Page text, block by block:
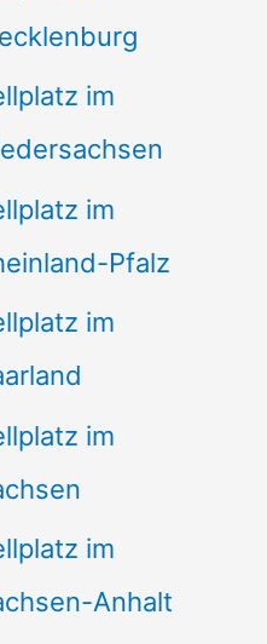
im
im
Pfalz
im
im
im
Anhalt